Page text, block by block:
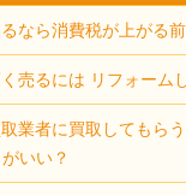
なら消費税が上がる
売るには リフォーム
業者に買取してもら
いい？